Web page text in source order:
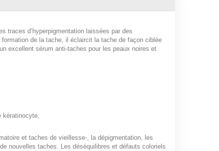
traces d’hyperpigmentation laissées par des
de la tache, il éclaircit la tache de façon ciblée
excellent sérum anti-taches pour les peaux noires et
et taches de vieillesse-, la dépigmentation, les
nouvelles taches. Les déséquilibres et défauts coloriels